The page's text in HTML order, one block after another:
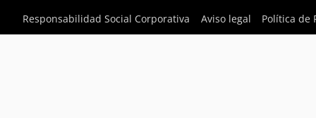
Responsabilidad Social Corporativa
Aviso legal Política de